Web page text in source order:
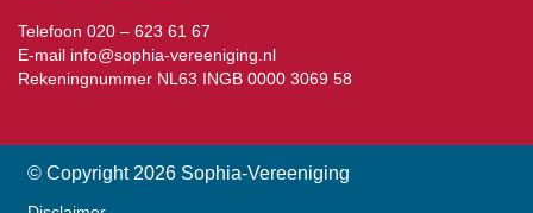
Telefoon 020 – 623 61 67
E-mail info@sophia-vereeniging.nl
Rekeningnummer NL63 INGB 0000 3069 58
© Copyright 2026 Sophia-Vereeniging